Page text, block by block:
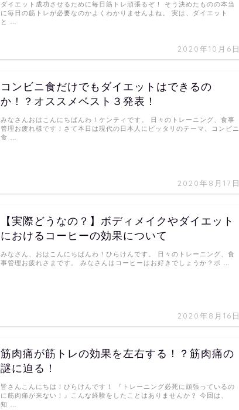
2020年10月6日
ダイエット成功させるために毎日筋トレ頑張るぞ！ そう決めたものの本当
に毎日の筋トレが必要なのかよくわかりませんよね。 実は、ダイエット
と …
コンビニ食だけでもダイエットはできるの
か！？オススメベスト３発表！
2020年8月17日
みなさんおはこんにちばんわ！ケンティです。 日々のトレーニング、食事
管理お疲れ様です！さて本日は現代の日本人にピッタリのテーマ、コンビニ
食 …
【実際どうなの？】ボディメイクやダイエット
におけるコーヒーの効果について
2020年8月16日
みなさん、おはこんにちばんわ！ひらけんです。 日々のトレーニング、食
事管理お疲れさまです。 みなさんはコーヒーはお好きでしょうか？ボ …
筋肉痛が筋トレの効果を左右する！？筋肉痛の
謎に迫る！
皆さんこんにちは！ひらけんです！ 『トレーニング必死に頑張っているの
に筋肉痛が来ない！』こんな経験をしたことはありませんか？ 今回は、
知 …